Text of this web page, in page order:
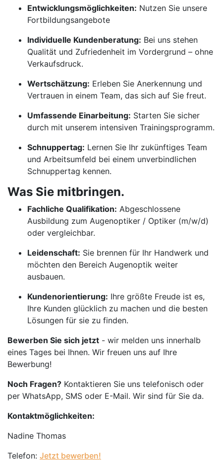
Entwicklungsmöglichkeiten: Nutzen Sie unsere
Fortbildungsangebote
Individuelle Kundenberatung: Bei uns stehen
Qualität und Zufriedenheit im Vordergrund – ohne
Verkaufsdruck.
Wertschätzung: Erleben Sie Anerkennung und
Vertrauen in einem Team, das sich auf Sie freut.
Umfassende Einarbeitung: Starten Sie sicher
durch mit unserem intensiven Trainingsprogramm.
Schnuppertag: Lernen Sie Ihr zukünftiges Team
und Arbeitsumfeld bei einem unverbindlichen
Schnuppertag kennen.
Was Sie mitbringen.
Fachliche Qualifikation: Abgeschlossene
Ausbildung zum Augenoptiker / Optiker (m/w/d)
oder vergleichbar.
Leidenschaft: Sie brennen für Ihr Handwerk und
möchten den Bereich Augenoptik weiter
ausbauen.
Kundenorientierung: Ihre größte Freude ist es,
Ihre Kunden glücklich zu machen und die besten
Lösungen für sie zu finden.
Bewerben Sie sich jetzt - wir melden uns innerhalb
eines Tages bei Ihnen. Wir freuen uns auf Ihre
Bewerbung!
Noch Fragen? Kontaktieren Sie uns telefonisch oder
per WhatsApp, SMS oder E-Mail. Wir sind für Sie da.
Kontaktmöglichkeiten:
Nadine Thomas
Telefon: Jetzt bewerben!